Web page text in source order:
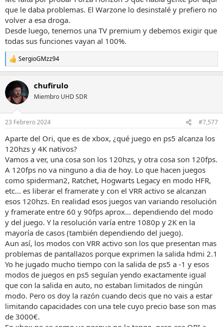
que le daba problemas. El Warzone lo desinstalé y prefiero no
volver a esa droga.
Desde luego, tenemos una TV premium y debemos exigir que
todas sus funciones vayan al 100%.
R
e
c
i
e
:
SergioGMzz94
chufirulo
Miembro UHD SDR
23 Febrero 2024 #7,577
Aparte del Ori, que es de xbox, ¿qué juego en ps5 alcanza los
120hzs y 4K nativos?
Vamos a ver, una cosa son los 120hzs, y otra cosa son 120fps.
A 120fps no va ninguno a dia de hoy. Lo que hacen juegos
como spiderman2, Ratchet, Hogwarts Legacy en modo HFR,
etc... es liberar el framerate y con el VRR activo se alcanzan
esos 120hzs. En realidad esos juegos van variando resolución
y framerate entre 60 y 90fps aprox... dependiendo del modo
y del juego. Y la resolución varía entre 1080p y 2K en la
mayoría de casos (también dependiendo del juego).
Aun así, los modos con VRR activo son los que presentan mas
problemas de pantallazos porque exprimen la salida hdmi 2.1
Yo he jugado mucho tiempo con la salida de ps5 a -1 y esos
modos de juegos en ps5 seguían yendo exactamente igual
que con la salida en auto, no estaban limitados de ningún
modo. Pero os doy la razón cuando decis que no vais a estar
limitando capacidades con una tele cuyo precio base son mas
de 3000€.